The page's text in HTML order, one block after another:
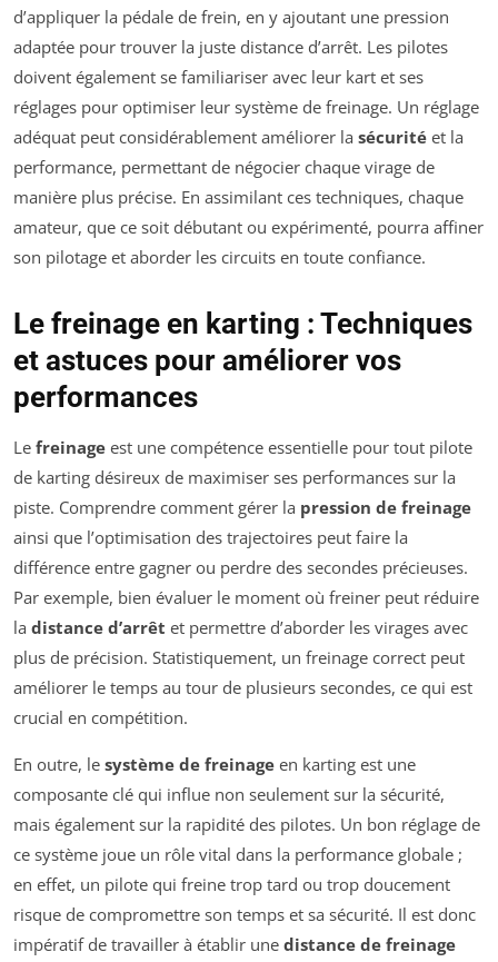
d’appliquer la pédale de frein, en y ajoutant une pression
adaptée pour trouver la juste distance d’arrêt. Les pilotes
doivent également se familiariser avec leur kart et ses
réglages pour optimiser leur système de freinage. Un réglage
adéquat peut considérablement améliorer la sécurité et la
performance, permettant de négocier chaque virage de
manière plus précise. En assimilant ces techniques, chaque
amateur, que ce soit débutant ou expérimenté, pourra affiner
son pilotage et aborder les circuits en toute confiance.
Le freinage en karting : Techniques
et astuces pour améliorer vos
performances
Le freinage est une compétence essentielle pour tout pilote
de karting désireux de maximiser ses performances sur la
piste. Comprendre comment gérer la pression de freinage
ainsi que l’optimisation des trajectoires peut faire la
différence entre gagner ou perdre des secondes précieuses.
Par exemple, bien évaluer le moment où freiner peut réduire
la distance d’arrêt et permettre d’aborder les virages avec
plus de précision. Statistiquement, un freinage correct peut
améliorer le temps au tour de plusieurs secondes, ce qui est
crucial en compétition.
En outre, le système de freinage en karting est une
composante clé qui influe non seulement sur la sécurité,
mais également sur la rapidité des pilotes. Un bon réglage de
ce système joue un rôle vital dans la performance globale ;
en effet, un pilote qui freine trop tard ou trop doucement
risque de compromettre son temps et sa sécurité. Il est donc
impératif de travailler à établir une distance de freinage